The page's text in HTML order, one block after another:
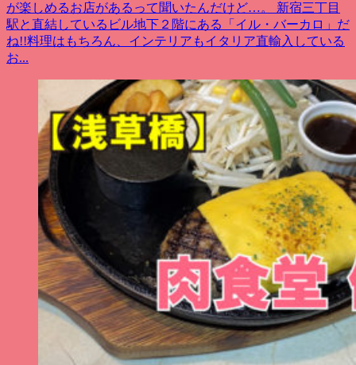
が楽しめるお店があるって聞いたんだけど…。 新宿三丁目
駅と直結しているビル地下２階にある「イル・バーカロ」だ
ね!!料理はもちろん、インテリアもイタリア直輸入している
お...